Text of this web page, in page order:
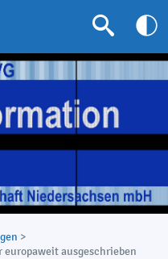
>
europaweit ausgeschrieben